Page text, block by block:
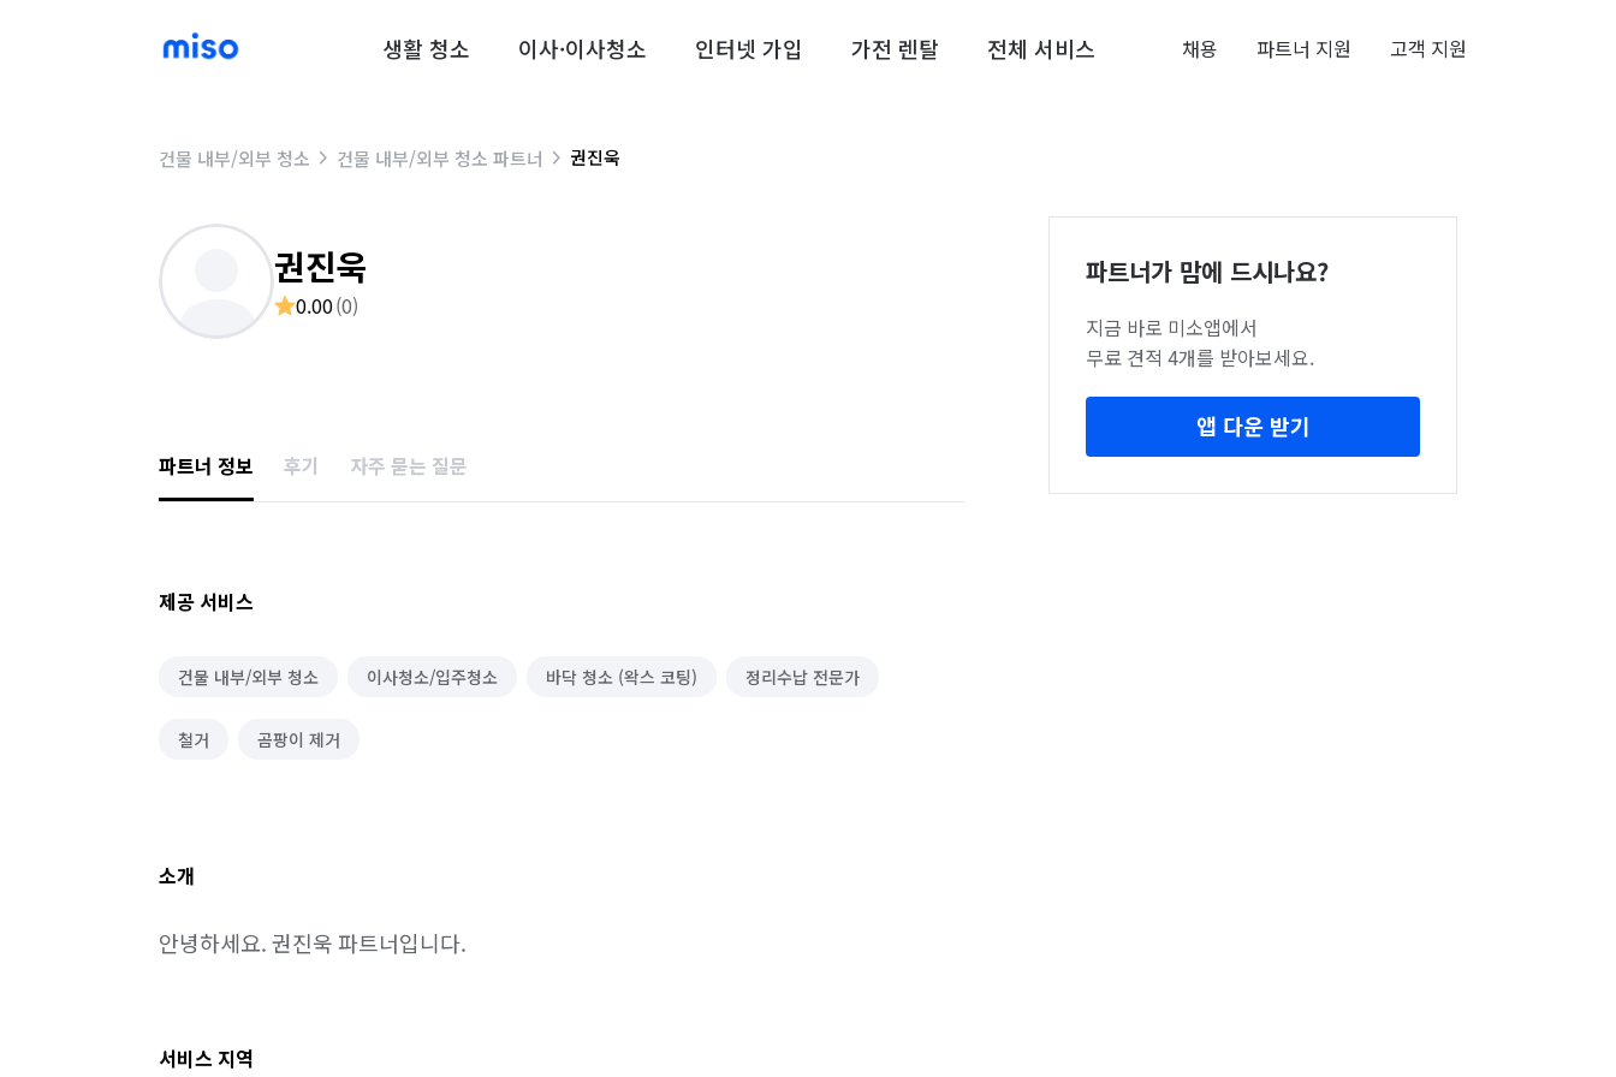
생활 청소 이사·이사청소 인터넷 가입 가전 렌탈 전체 서비스 채용 파트너 지원 고객 지원
건물 내부/외부 청소 건물 내부/외부 청소 파트너 권진욱
권진욱
0.00(0)
파트너 정보 후기 자주 묻는 질문
제공 서비스
건물 내부/외부 청소 이사청소/입주청소 바닥 청소 (왁스 코팅) 정리수납 전문가
철거 곰팡이 제거
소개
안녕하세요. 권진욱 파트너입니다.
서비스 지역
파트너가 맘에 드시나요?
지금 바로 미소앱에서
무료 견적 4개를 받아보세요.
앱 다운 받기